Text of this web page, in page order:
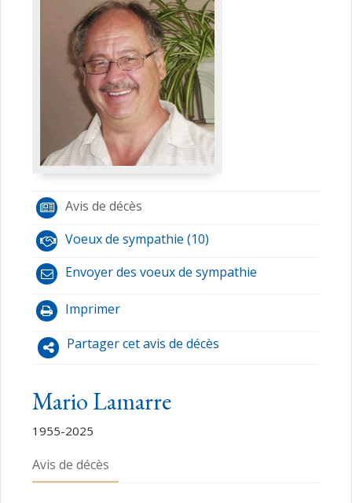
Avis de décès
Voeux de sympathie (10)
Envoyer des voeux de sympathie
Imprimer
Partager cet avis de décès
Mario Lamarre
1955-2025
Avis de décès